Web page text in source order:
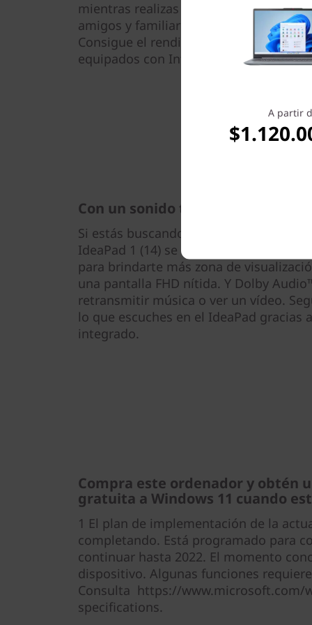
mientras realizas múltiples tareas sin
amigos y familiares. Disfruta del
Consigue el rendimiento de confianza
equipados con Intel®.
Con un sonido tan bueno como su
Si estás buscando una imagen grande
IdeaPad 1 (14) se ha diseñado con
para brindarte más zona de
una pantalla FHD nítida. Y Dolby
retransmitir música o ver un vídeo.
lo que escuches en el IdeaPad gracias
integrado.
Compra este ordenador y obtén
gratuita a Windows 11 cuando
1 El plan de implementación de la
completando. Está programado para
continuar hasta 2022. El momento
dispositivo. Algunas funciones
Consulta https://www.microsoft.com/
specifications.
A partir